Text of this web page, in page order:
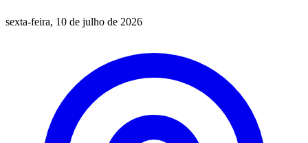
sexta-feira, 10 de julho de 2026